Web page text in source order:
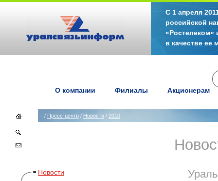
С 1 апреля
российской
«Ростелеком»
в качестве ее
О компании Филиалы Акционерам
/ Пресс-центр / Новости / 2010
Новости